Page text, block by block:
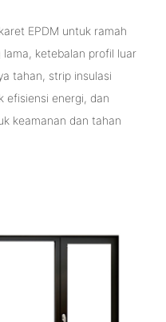
EPDM untuk ramah
lama, ketebalan profil luar
tahan, strip insulasi
efisiensi energi, dan
keamanan dan tahan